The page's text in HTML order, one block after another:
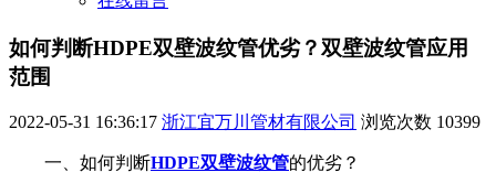
如何判断HDPE双壁波纹管优劣？双壁波纹管应用
范围
2022-05-31 16:36:17 浙江宜万川管材有限公司 浏览次数 10399
一、如何判断HDPE双壁波纹管的优劣？